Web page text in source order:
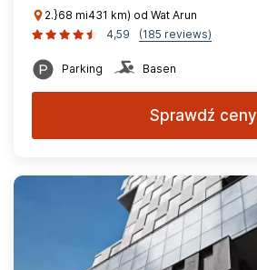
2.}68 mi431 km) od Wat Arun
4,59
(185 reviews)
Parking Basen
Sprawdź ceny